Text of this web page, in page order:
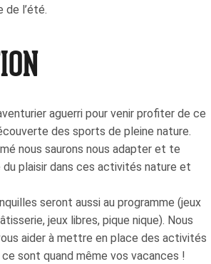
l’été.
aguerri pour venir profiter de ce
des sports de pleine nature.
nous saurons nous adapter et te
plaisir dans ces activités nature et
seront aussi au programme (jeux
jeux libres, pique nique). Nous
aider à mettre en place des activités
sont quand même vos vacances !